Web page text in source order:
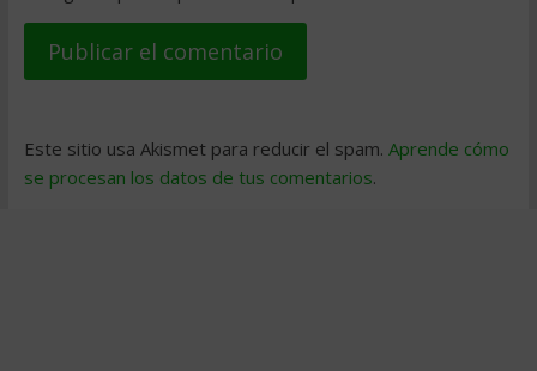
Este sitio usa Akismet para reducir el spam. Aprende cómo
se procesan los datos de tus comentarios.